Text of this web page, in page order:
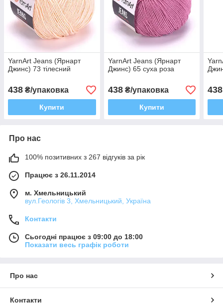
YarnArt Jeans (Ярнарт
Джинс) 73 тілесний
438 ₴/упаковка
Купити
YarnArt Jeans (Ярнарт
Джинс) 65 суха роза
438₴/упаковка
Купити
438
Про нас
100% позитивних з 267 відгуків за рік
Працює з 26.11.2014
м. Хмельницький
вул.Геологів 3, Хмельницький, Україна
Контакти
Сьогодні працює з 09:00 до 18:00
Показати весь графік роботи
Про нас
Контакти